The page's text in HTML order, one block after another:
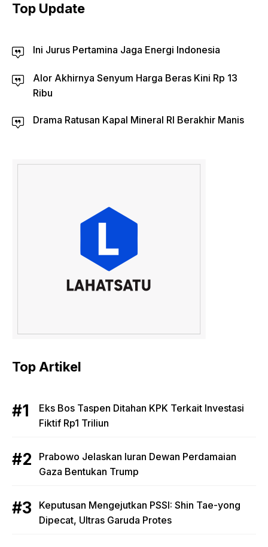
Top Update
Ini Jurus Pertamina Jaga Energi Indonesia
Alor Akhirnya Senyum Harga Beras Kini Rp 13
Ribu
Drama Ratusan Kapal Mineral RI Berakhir Manis
Top Artikel
Eks Bos Taspen Ditahan KPK Terkait Investasi
Fiktif Rp1 Triliun
Prabowo Jelaskan Iuran Dewan Perdamaian
Gaza Bentukan Trump
Keputusan Mengejutkan PSSI: Shin Tae-yong
Dipecat, Ultras Garuda Protes